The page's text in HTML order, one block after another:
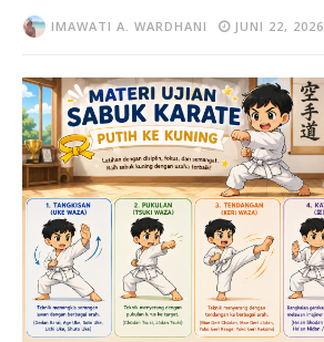
IMAWATI A. WARDHANI JUNI 22, 2026